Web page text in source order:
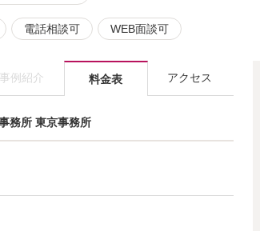
電話相談可 WEB面談可
事例紹介 料金表 アクセス
務所 東京事務所